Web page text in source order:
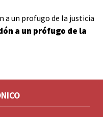
a un prófugo de la